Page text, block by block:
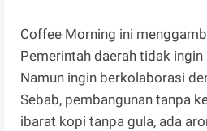
Coffee Morning ini
Pemerintah daerah tidak ingin
Namun ingin berkolaborasi
Sebab, pembangunan tanpa
ibarat kopi tanpa gula, ada